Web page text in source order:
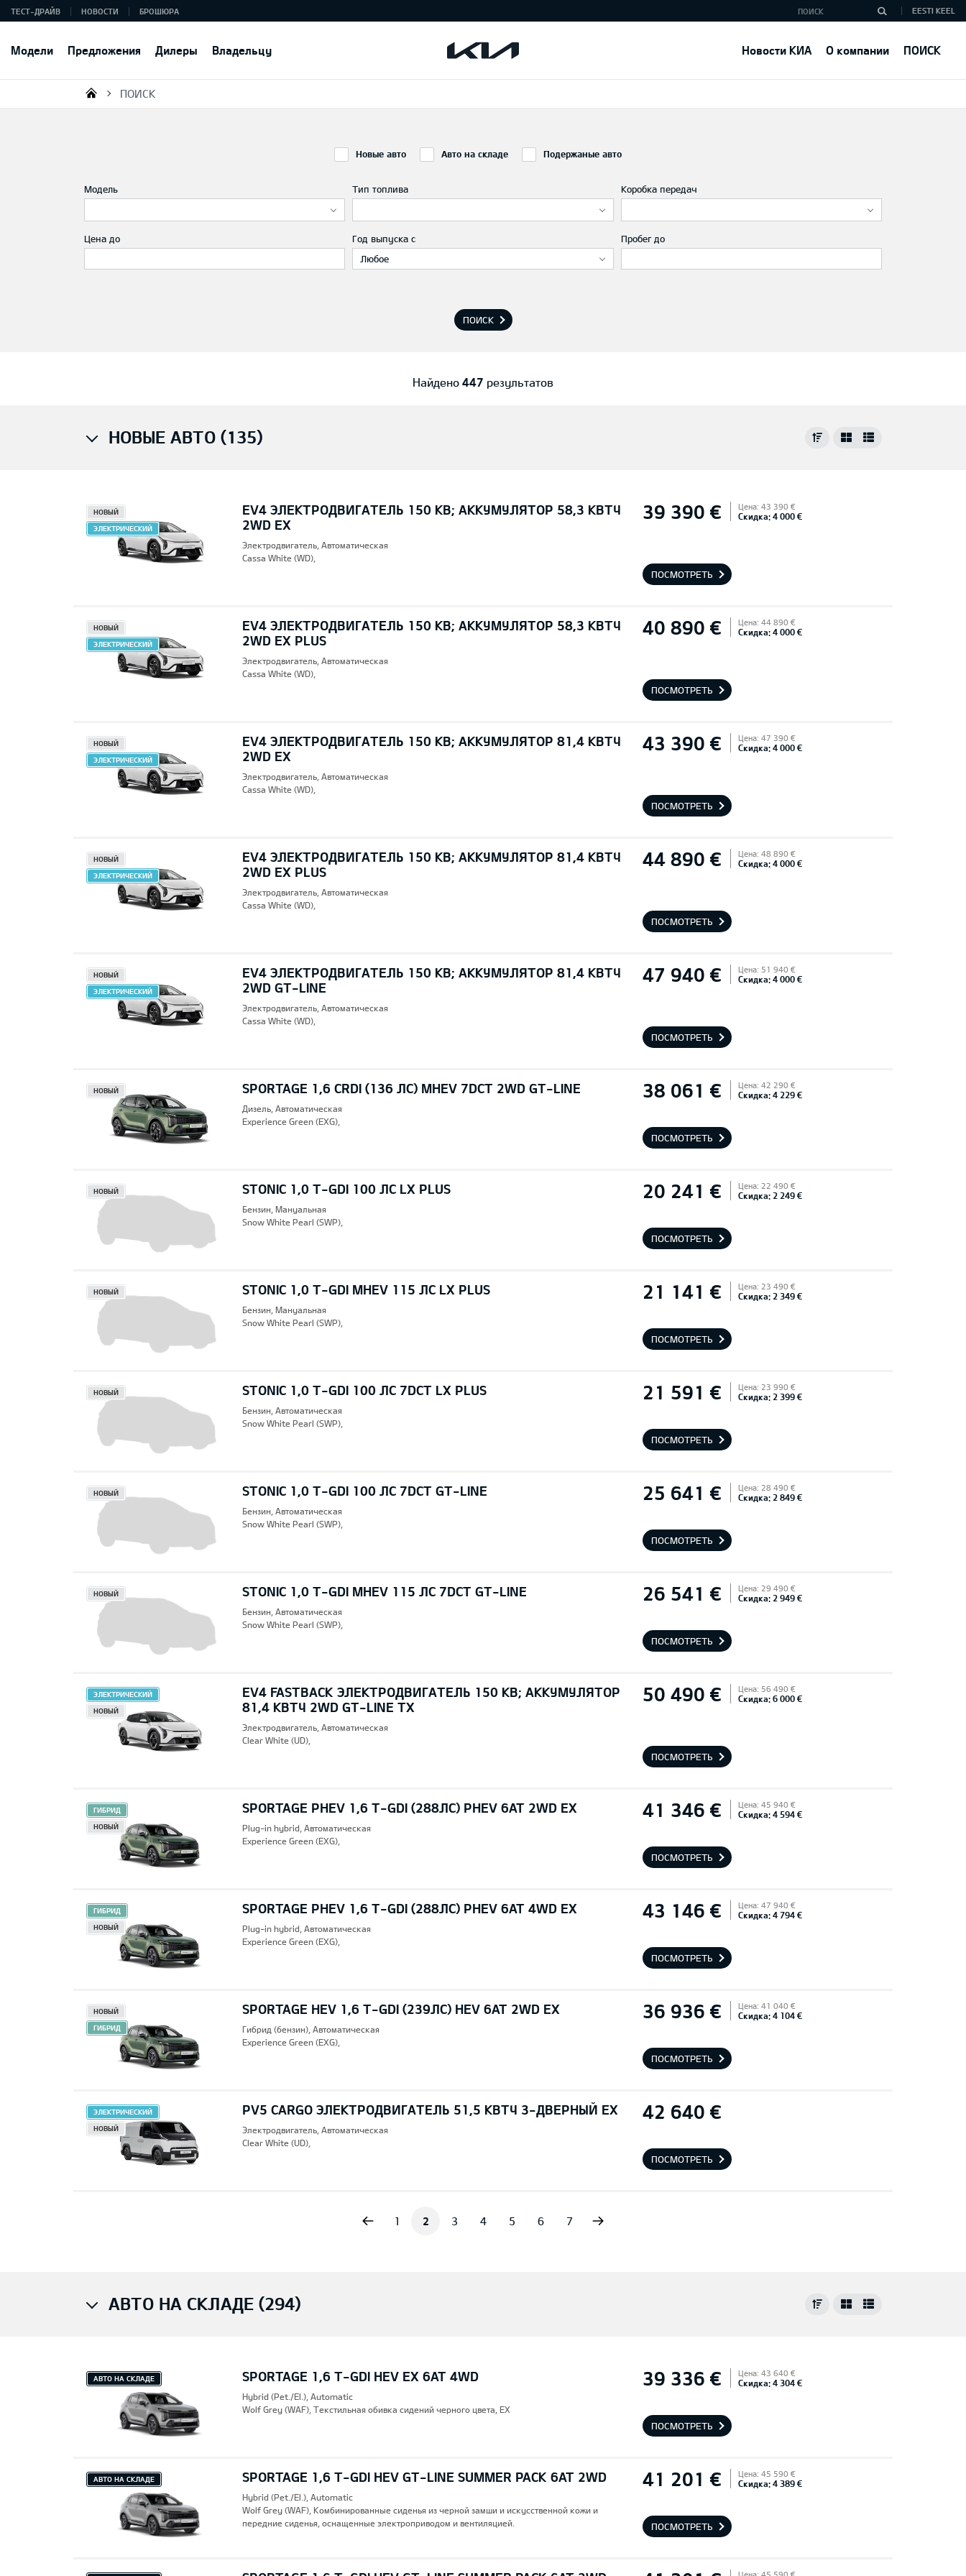
Модели Предложения Дилеры Владельцу Новости КИА О компании ПОИСК
ТЕСТ-ДРАЙВ НОВОСТИ БРОШЮРА EESTI KEEL
KIA AUTO AS
ПОИСК
Новые авто Авто на складе Подержаные авто
Модель Тип топлива Коробка передач
Цена до
Год выпуска с
Любое
Пробег до
ПОИСК
Найдено 447 результатов
НОВЫЕ АВТО (135)
EV4 ЭЛЕКТРОДВИГАТЕЛЬ 150 КВ; AККУМУЛЯТОР 58,3 КВТЧ
2WD EX
39 390 € Цена: 43 390 €
Скидка: 4 000 €
НОВЫЙ
ЭЛЕКТРИЧЕСКИЙ
Электродвигатель, Автоматическая
Cassa White (WD),
ПОСМОТРЕТЬ
EV4 ЭЛЕКТРОДВИГАТЕЛЬ 150 КВ; AККУМУЛЯТОР 58,3 КВТЧ
2WD EX PLUS
40 890 € Цена: 44 890 €
Скидка: 4 000 €
НОВЫЙ
ЭЛЕКТРИЧЕСКИЙ
Электродвигатель, Автоматическая
Cassa White (WD),
ПОСМОТРЕТЬ
EV4 ЭЛЕКТРОДВИГАТЕЛЬ 150 КВ; AККУМУЛЯТОР 81,4 КВТЧ
2WD EX
43 390 € Цена: 47 390 €
Скидка: 4 000 €
НОВЫЙ
ЭЛЕКТРИЧЕСКИЙ
Электродвигатель, Автоматическая
Cassa White (WD),
ПОСМОТРЕТЬ
EV4 ЭЛЕКТРОДВИГАТЕЛЬ 150 КВ; AККУМУЛЯТОР 81,4 КВТЧ
2WD EX PLUS
44 890 € Цена: 48 890 €
Скидка: 4 000 €
НОВЫЙ
ЭЛЕКТРИЧЕСКИЙ
Электродвигатель, Автоматическая
Cassa White (WD),
ПОСМОТРЕТЬ
EV4 ЭЛЕКТРОДВИГАТЕЛЬ 150 КВ; AККУМУЛЯТОР 81,4 КВТЧ
2WD GT-LINE
47 940 € Цена: 51 940 €
Скидка: 4 000 €
НОВЫЙ
ЭЛЕКТРИЧЕСКИЙ
Электродвигатель, Автоматическая
Cassa White (WD),
ПОСМОТРЕТЬ
SPORTAGE 1,6 CRDI (136 ЛС) MHEV 7DCT 2WD GT-LINE 38 061 € Цена: 42 290 €
Скидка: 4 229 €
НОВЫЙ
Дизель, Автоматическая
Experience Green (EXG),
ПОСМОТРЕТЬ
STONIC 1,0 T-GDI 100 ЛС LX PLUS 20 241 € Цена: 22 490 €
Скидка: 2 249 €
НОВЫЙ
Бензин, Mануальная
Snow White Pearl (SWP),
ПОСМОТРЕТЬ
STONIC 1,0 T-GDI MHEV 115 ЛС LX PLUS 21 141 € Цена: 23 490 €
Скидка: 2 349 €
НОВЫЙ
Бензин, Mануальная
Snow White Pearl (SWP),
ПОСМОТРЕТЬ
STONIC 1,0 T-GDI 100 ЛС 7DCT LX PLUS 21 591 € Цена: 23 990 €
Скидка: 2 399 €
НОВЫЙ
Бензин, Автоматическая
Snow White Pearl (SWP),
ПОСМОТРЕТЬ
STONIC 1,0 T-GDI 100 ЛС 7DCT GT-LINE 25 641 € Цена: 28 490 €
Скидка: 2 849 €
НОВЫЙ
Бензин, Автоматическая
Snow White Pearl (SWP),
ПОСМОТРЕТЬ
STONIC 1,0 T-GDI MHEV 115 ЛС 7DCT GT-LINE 26 541 € Цена: 29 490 €
Скидка: 2 949 €
НОВЫЙ
Бензин, Автоматическая
Snow White Pearl (SWP),
ПОСМОТРЕТЬ
EV4 FASTBACK ЭЛЕКТРОДВИГАТЕЛЬ 150 КВ; AККУМУЛЯТОР
81,4 КВТЧ 2WD GT-LINE TX
50 490 € Цена: 56 490 €
Скидка: 6 000 €
ЭЛЕКТРИЧЕСКИЙ
НОВЫЙ
Электродвигатель, Автоматическая
Clear White (UD),
ПОСМОТРЕТЬ
SPORTAGE PHEV 1,6 T-GDI (288ЛС) PHEV 6AT 2WD EX 41 346 € Цена: 45 940 €
Скидка: 4 594 €
ГИБРИД
НОВЫЙ
Plug-in hybrid, Автоматическая
Experience Green (EXG),
ПОСМОТРЕТЬ
SPORTAGE PHEV 1,6 T-GDI (288ЛС) PHEV 6AT 4WD EX 43 146 € Цена: 47 940 €
Скидка: 4 794 €
ГИБРИД
НОВЫЙ
Plug-in hybrid, Автоматическая
Experience Green (EXG),
ПОСМОТРЕТЬ
SPORTAGE HEV 1,6 T-GDI (239ЛС) HEV 6AT 2WD EX 36 936 € Цена: 41 040 €
Скидка: 4 104 €
НОВЫЙ
ГИБРИД
Гибрид (бензин), Автоматическая
Experience Green (EXG),
ПОСМОТРЕТЬ
PV5 CARGO ЭЛЕКТРОДВИГАТЕЛЬ 51,5 КВТЧ 3-ДВЕРНЫЙ EX 42 640 €
ЭЛЕКТРИЧЕСКИЙ
НОВЫЙ
Электродвигатель, Автоматическая
Clear White (UD),
ПОСМОТРЕТЬ
1 2 3 4 5 6 7
АВТО НА СКЛАДЕ (294)
SPORTAGE 1,6 T-GDI HEV EX 6AT 4WD 39 336 € Цена: 43 640 €
Скидка: 4 304 €
АВТО НА СКЛАДЕ
Hybrid (Pet./El.), Automatic
Wolf Grey (WAF), Текстильная обивка сидений черного цвета, EX
ПОСМОТРЕТЬ
SPORTAGE 1,6 T-GDI HEV GT-LINE SUMMER PACK 6AT 2WD 41 201 € Цена: 45 590 €
Скидка: 4 389 €
АВТО НА СКЛАДЕ
Hybrid (Pet./El.), Automatic
Wolf Grey (WAF), Комбинированные сиденья из черной замши и искусственной кожи и
передние сиденья, оснащенные электроприводом и вентиляцией.
ПОСМОТРЕТЬ